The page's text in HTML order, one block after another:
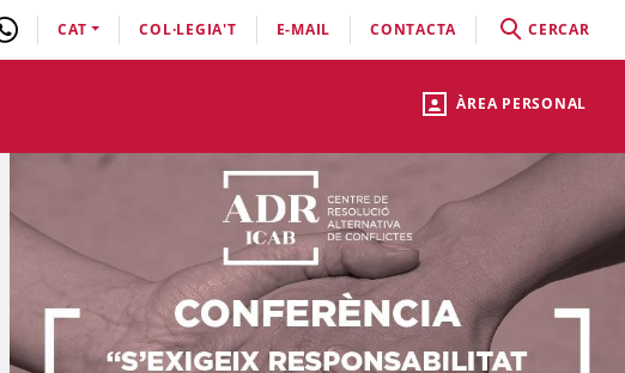
ÀREA PERSONAL
CAT COL·LEGIA'T E-MAIL CONTACTA CERCAR